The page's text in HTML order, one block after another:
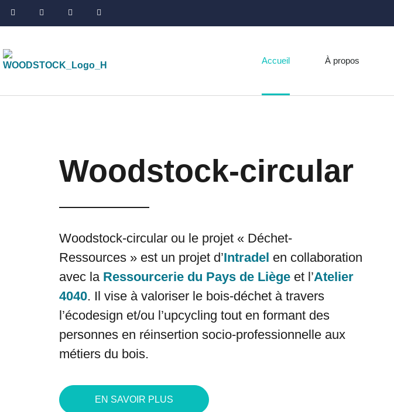
Accueil À propos
Woodstock-circular
Woodstock-circular ou le projet « Déchet-
Ressources »est un projet d’Intradel en collaboration
avec la Ressourcerie du Pays de Liègeet l’Atelier
4040. Il vise à valoriser le bois-déchet à travers
l’écodesign et/ou l’upcycling tout en formant des
personnes en réinsertion socio-professionnelle aux
métiers du bois.
EN SAVOIR PLUS